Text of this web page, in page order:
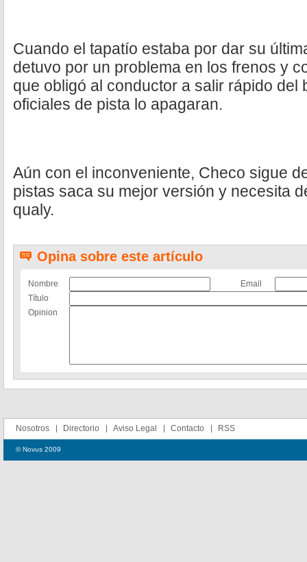
Cuando el tapatío estaba por dar su
detuvo por un problema en los frenos y
que obligó al conductor a salir rápido del
oficiales de pista lo apagaran.
Aún con el inconveniente, Checo sigue
pistas saca su mejor versión y necesita
qualy.
Opina sobre este artículo
Nombre
Email
Título
Opinion
Nosotros Directorio Aviso Legal Contacto RSS
© Novus 2009